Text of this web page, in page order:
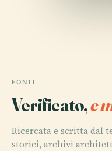
FONTI
Verificato,e
Ricercata e scritta dal
storici, archivi